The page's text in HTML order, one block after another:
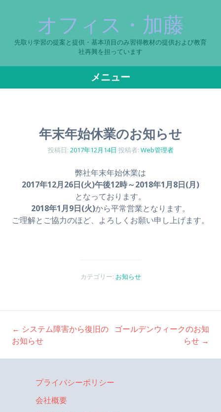
オフィス・加藤
先取り学習の提案と提供・基本項目のみ習得教材の提供および教育
社再興を担っています
メニュー
年末年始休業のお知らせ
投稿日: 2017年12月14日 投稿者: Web管理者
弊社年末年始休業は
2017年12月26日(火)午後12時～2018年1月8日(月)
となっております。
2018年1月9日(火)から平常営業となります。
ご理解とご協力のほど、よろしくお願い申し上げます。
カテゴリー: お知らせ
投
← システム障害から復旧の
お知らせ
ゴールデンウィークのお知
らせ →
プライバシーポリシー
会社概要